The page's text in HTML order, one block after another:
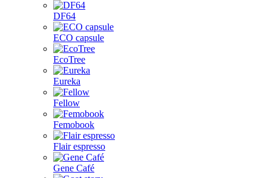
DF64
ECO capsule
EcoTree
Eureka
Fellow
Femobook
Flair espresso
Gene Café